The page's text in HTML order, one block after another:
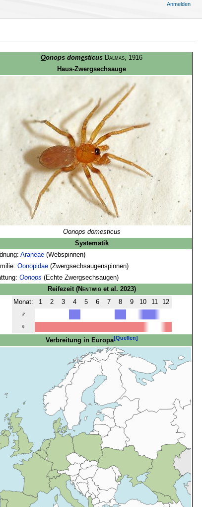
Oonops domesticus Dalmas, 1916
Haus-Zwergsechsauge
Oonops domesticus
Systematik
Araneae(Webspinnen)
Oonopidae(Zwergsechsaugenspinnen)
Oonops (Echte Zwergsechsaugen)
Reifezeit (Nentwiget al. 2023)
Monat:
1 2 3 4 5 6 7 8 9 10 11
12
♂
♀
Verbreitung in Europa[Quellen]
Anmelden